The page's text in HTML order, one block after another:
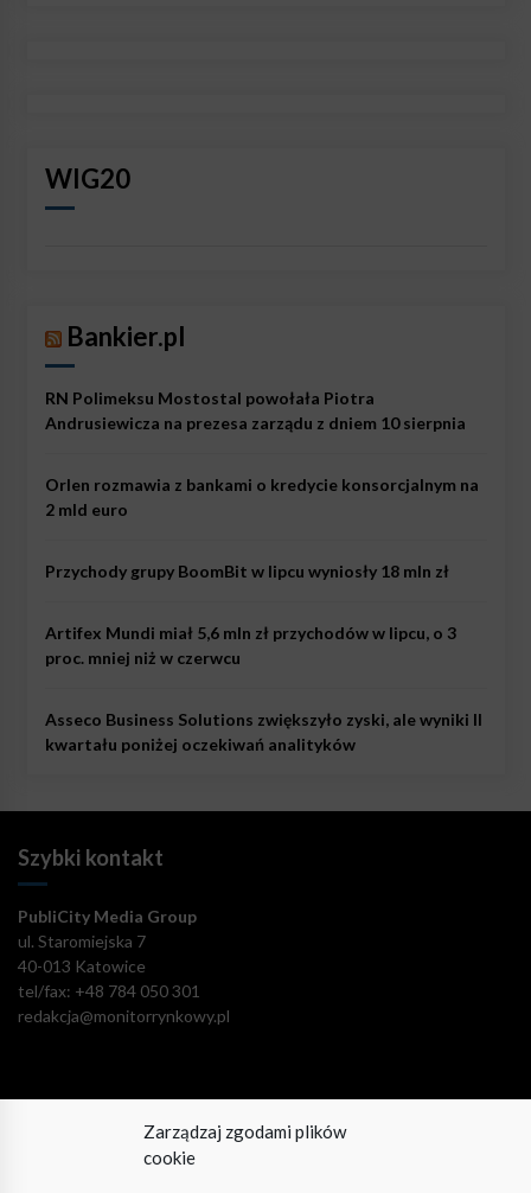
Zarządzaj zgodami plików
cookie
WIG20
Bankier.pl
RN Polimeksu Mostostal powołała Piotra
Andrusiewicza na prezesa zarządu z dniem 10 sierpnia
Orlen rozmawia z bankami o kredycie konsorcjalnym na
2 mld euro
Przychody grupy BoomBit w lipcu wyniosły 18 mln zł
Artifex Mundi miał 5,6 mln zł przychodów w lipcu, o 3
proc. mniej niż w czerwcu
Asseco Business Solutions zwiększyło zyski, ale wyniki II
kwartału poniżej oczekiwań analityków
Szybki kontakt
PubliCity Media Group
ul. Staromiejska 7
40-013 Katowice
tel/fax: +48 784 050 301
redakcja@monitorrynkowy.pl
Pozostańmy w kontakcie!